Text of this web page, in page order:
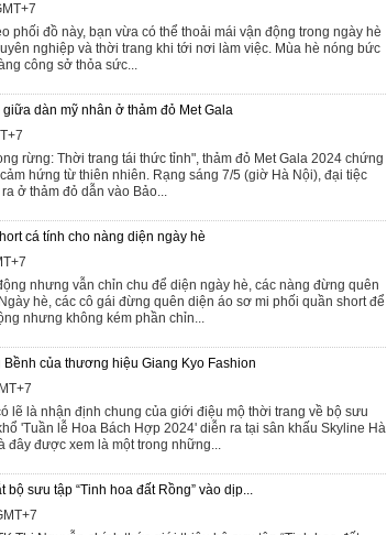
phối đồ này, bạn vừa có thể thoải mái vận động trong ngày hè
nghiệp và thời trang khi tới nơi làm việc. Mùa hè nóng bức
công sở thỏa sức...
dàn mỹ nhân ở thảm đỏ Met Gala
rừng: Thời trang tái thức tỉnh", thảm đỏ Met Gala 2024 chứng
hứng từ thiên nhiên. Rạng sáng 7/5 (giờ Hà Nội), đại tiệc
ở thảm đỏ dẫn vào Bảo...
cá tính cho nàng diện ngày hè
nhưng vẫn chỉn chu để diện ngày hè, các nàng đừng quên
hè, các cô gái đừng quên diện áo sơ mi phối quần short để
nhưng không kém phần chỉn...
của thương hiệu Giang Kyo Fashion
lẽ là nhận định chung của giới điệu mộ thời trang về bộ sưu
'Tuần lễ Hoa Bách Hợp 2024' diễn ra tại sân khấu Skyline Hà
đây được xem là một trong những...
bộ sưu tập “Tinh hoa đất Rồng” vào dịp...